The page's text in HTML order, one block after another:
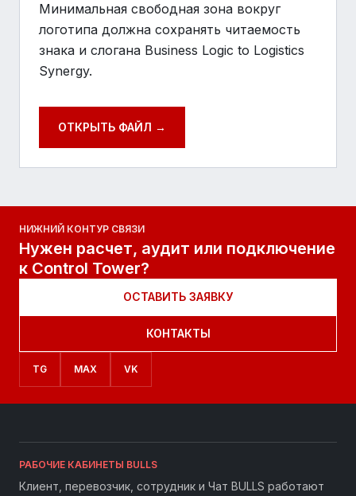
Минимальная свободная зона вокруг
логотипа должна сохранять читаемость
знака и слогана Business Logic to Logistics
Synergy.
ОТКРЫТЬ ФАЙЛ →
НИЖНИЙ КОНТУР СВЯЗИ
Нужен расчет, аудит или подключение
к Control Tower?
ОСТАВИТЬ ЗАЯВКУ
КОНТАКТЫ
TG MAX VK
РАБОЧИЕ КАБИНЕТЫ BULLS
Клиент, перевозчик, сотрудник и Чат BULLS работают